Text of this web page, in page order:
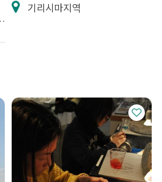
기리시마지역